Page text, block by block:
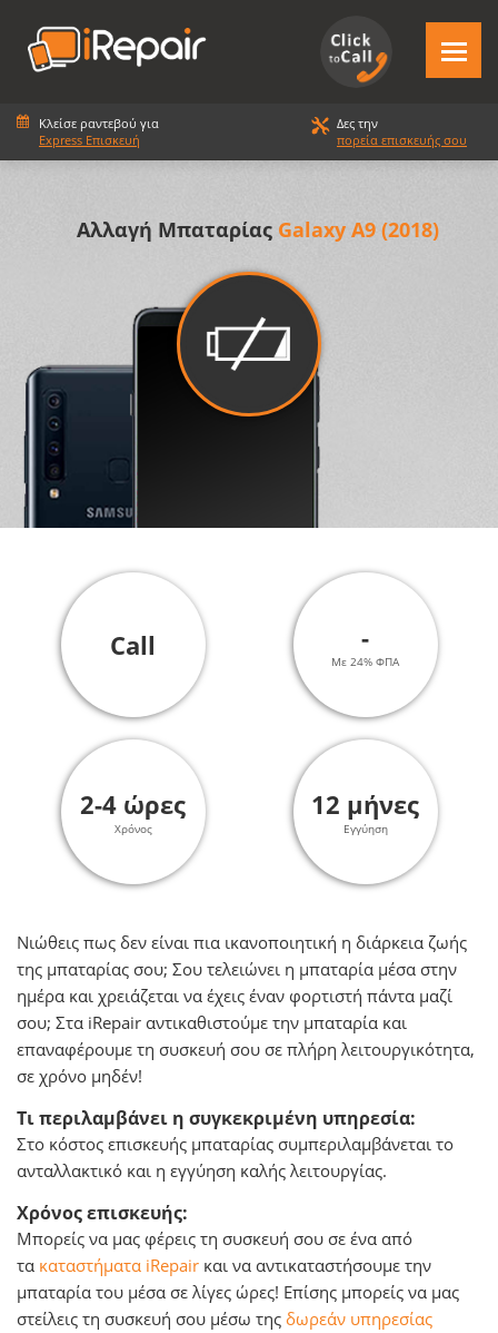
Κλείσε ραντεβού για
Express Επισκευή
Δες την
πορεία επισκευής σου
Αλλαγή Μπαταρίας Galaxy A9 (2018)
Call -
Με 24% ΦΠΑ
2-4 ώρες
Χρόνος
12 μήνες
Εγγύηση
Νιώθεις πως δεν είναι πια ικανοποιητική η διάρκεια ζωής
της μπαταρίας σου; Σου τελειώνει η μπαταρία μέσα στην
ημέρα και χρειάζεται να έχεις έναν φορτιστή πάντα μαζί
σου; Στα iRepair αντικαθιστούμε την μπαταρία και
επαναφέρουμε τη συσκευή σου σε πλήρη λειτουργικότητα,
σε χρόνο μηδέν!
Τι περιλαμβάνει η συγκεκριμένη υπηρεσία:
Στο κόστος επισκευής μπαταρίας συμπεριλαμβάνεται το
ανταλλακτικό και η εγγύηση καλής λειτουργίας.
Χρόνος επισκευής:
Μπορείς να μας φέρεις τη συσκευή σου σε ένα από
τα καταστήματα iRepair και να αντικαταστήσουμε την
μπαταρία του μέσα σε λίγες ώρες! Επίσης μπορείς να μας
στείλεις τη συσκευή σου μέσω της δωρεάν υπηρεσίας